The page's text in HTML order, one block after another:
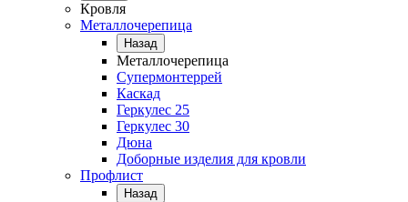
Кровля
Металлочерепица
Назад
Металлочерепица
Супермонтеррей
Каскад
Геркулес 25
Геркулес 30
Дюна
Доборные изделия для кровли
Профлист
Назад